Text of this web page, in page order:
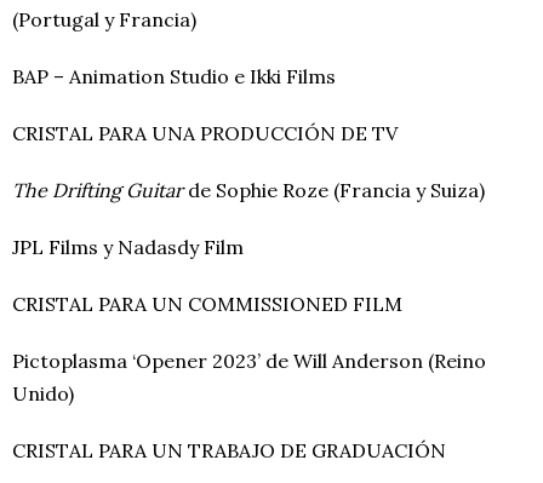
(Portugal y Francia)
BAP – Animation Studio e Ikki Films
CRISTAL PARA UNA PRODUCCIÓN DE TV
The Drifting Guitarde Sophie Roze (Francia y Suiza)
JPL Films y Nadasdy Film
CRISTAL PARA UN COMMISSIONED FILM
Pictoplasma ‘Opener 2023’ de Will Anderson (Reino
Unido)
CRISTAL PARA UN TRABAJO DE GRADUACIÓN